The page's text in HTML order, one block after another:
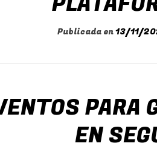
Publicada en13/11/
PARA
EN